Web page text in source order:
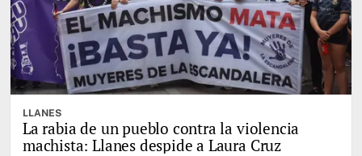
LLANES
La rabia de un pueblo contra la violencia
machista: Llanes despide a Laura Cruz